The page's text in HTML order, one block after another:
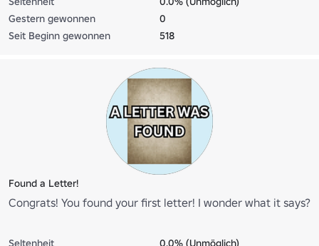
Gestern gewonnen
0
Seit Beginn gewonnen
518
Found a Letter!
Congrats! You found your first letter! I wonder what it says?
Seltenheit
0.0% (Unmöglich)